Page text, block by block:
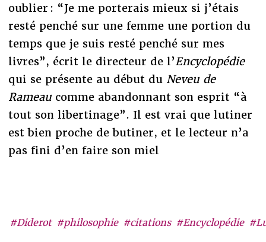
#Diderot #philosophie #citations #Encyclopédie
oublier : “Je me porterais mieux si j’étais
resté penché sur une femme une portion du
temps que je suis resté penché sur mes
livres”, écrit le directeur de l’Encyclopédie
qui se présente au début du Neveu de
Rameaucomme abandonnant son esprit “à
tout son libertinage”. Il est vrai que lutiner
est bien proche de butiner, et le lecteur n’a
pas fini d’en faire son miel